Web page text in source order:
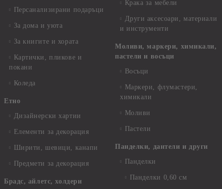
Персанализирани подаръци
За дома и уюта
За книгите и хората
Картички, пликове и
покани
Коледа
Етно
Дизайнерски хартии
Елементи за декорация
Ширити, шевици, канапи
Предмети за декорация
Брадс, айлетс, холдери
Крака за мебели
Други аксесоари, материали
и инструменти
Моливи, маркери, химикали,
пастели и восъци
Восъци
Маркери, флумастери,
химикали
Моливи
Пастели
Панделки, дантели и други
Панделки
Панделки 0,60 см